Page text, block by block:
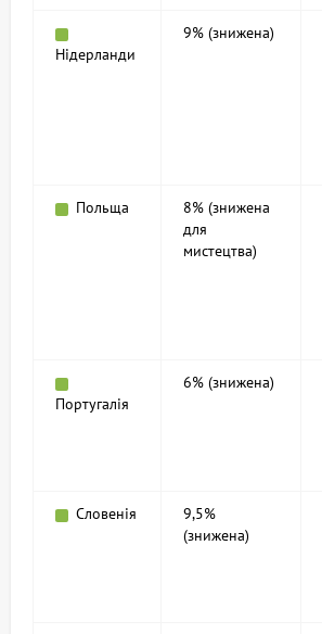
Нідерланди
9% (знижена)
Польща
8% (знижена
для
мистецтва)
Португалія
6% (знижена)
Словенія
9,5%
(знижена)